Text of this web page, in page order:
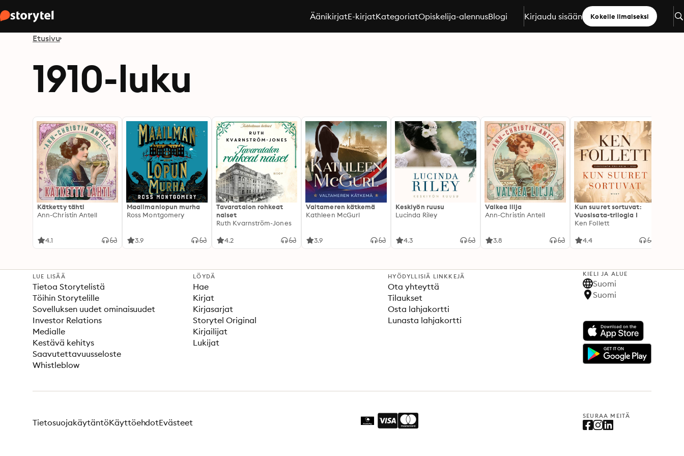
ÄänikirjatE-kirjatKategoriatOpiskelija-alennusBlogi Kirjaudu sisään Kokeile ilmaiseksi
Etusivu
1910-luku
Kätketty tähti
Ann-Christin Antell
4.1
Maailmanlopun murha
Ross Montgomery
3.9
Tavaratalon rohkeat
naiset
Ruth Kvarnström-Jones
4.2
Valtameren kätkemä
Kathleen McGurl
3.9
Keskiyön ruusu
Lucinda Riley
4.3
Valkea lilja
Ann-Christin Antell
3.8
Kun suuret sortuvat:
Vuosisata-trilogia I
Ken Follett
4.4
LUE LISÄÄ
Tietoa Storytelistä
Töihin Storytelille
Sovelluksen uudet ominaisuudet
Investor Relations
Medialle
Kestävä kehitys
Saavutettavuusseloste
Whistleblow
LÖYDÄ
Hae
Kirjat
Kirjasarjat
Storytel Original
Kirjailijat
Lukijat
HYÖDYLLISIÄ LINKKEJÄ
Ota yhteyttä
Tilaukset
Osta lahjakortti
Lunasta lahjakortti
KIELI JA ALUE
Suomi
Suomi
SEURAA MEITÄ
TietosuojakäytäntöKäyttöehdotEvästeet